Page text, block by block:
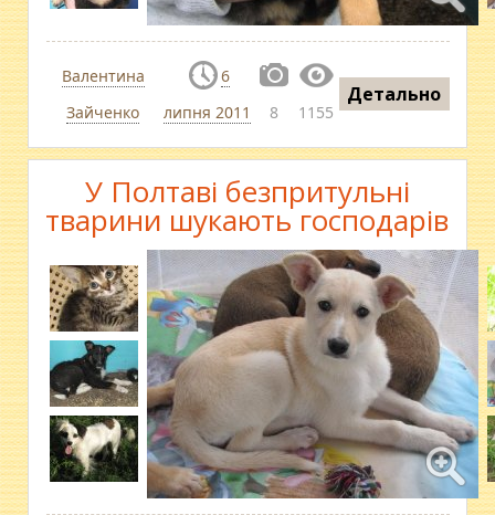
Валентина
Зайченко
6
липня 2011
8 1155
Детально
У Полтаві безпритульні
тварини шукають господарів